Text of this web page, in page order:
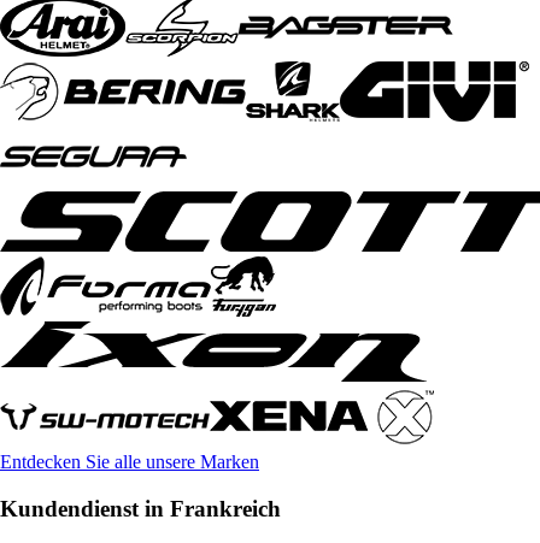
Entdecken Sie alle unsere Marken
Kundendienst in Frankreich